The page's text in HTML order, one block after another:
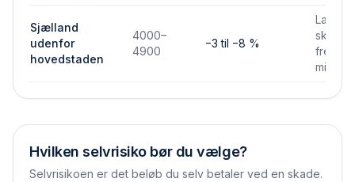
Sjælland
udenfor
hovedstaden
4000–
4900
−3 til −8 %
Lavere
mindre
Hvilken selvrisiko bør du vælge?
Selvrisikoen er det beløb du selv betaler ved en skade.